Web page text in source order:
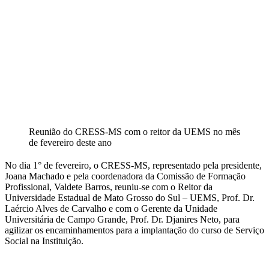
Reunião do CRESS-MS com o reitor da UEMS no mês
de fevereiro deste ano
No dia 1° de fevereiro, o CRESS-MS, representado pela presidente,
Joana Machado e pela coordenadora da Comissão de Formação
Profissional, Valdete Barros, reuniu-se com o Reitor da
Universidade Estadual de Mato Grosso do Sul – UEMS, Prof. Dr.
Laércio Alves de Carvalho e com o Gerente da Unidade
Universitária de Campo Grande, Prof. Dr. Djanires Neto, para
agilizar os encaminhamentos para a implantação do curso de Serviço
Social na Instituição.